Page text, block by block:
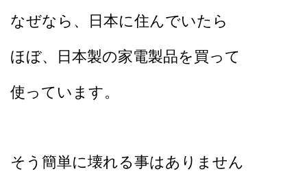
なぜなら、日本に住んでいたら
ほぼ、
日本製の家電製品を買って
使っています。
そう簡単に壊れる事はありません